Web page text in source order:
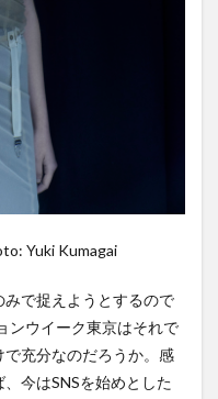
Yuki Kumagai
で捉えようとするので
ンウイーク東京はそれで
充分なのだろうか。感
今はSNSを始めとした